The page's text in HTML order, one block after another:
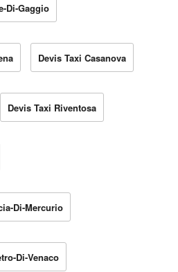
Di-Gaggio
Devis Taxi Casanova
Devis Taxi Riventosa
Di-Mercurio
Di-Venaco